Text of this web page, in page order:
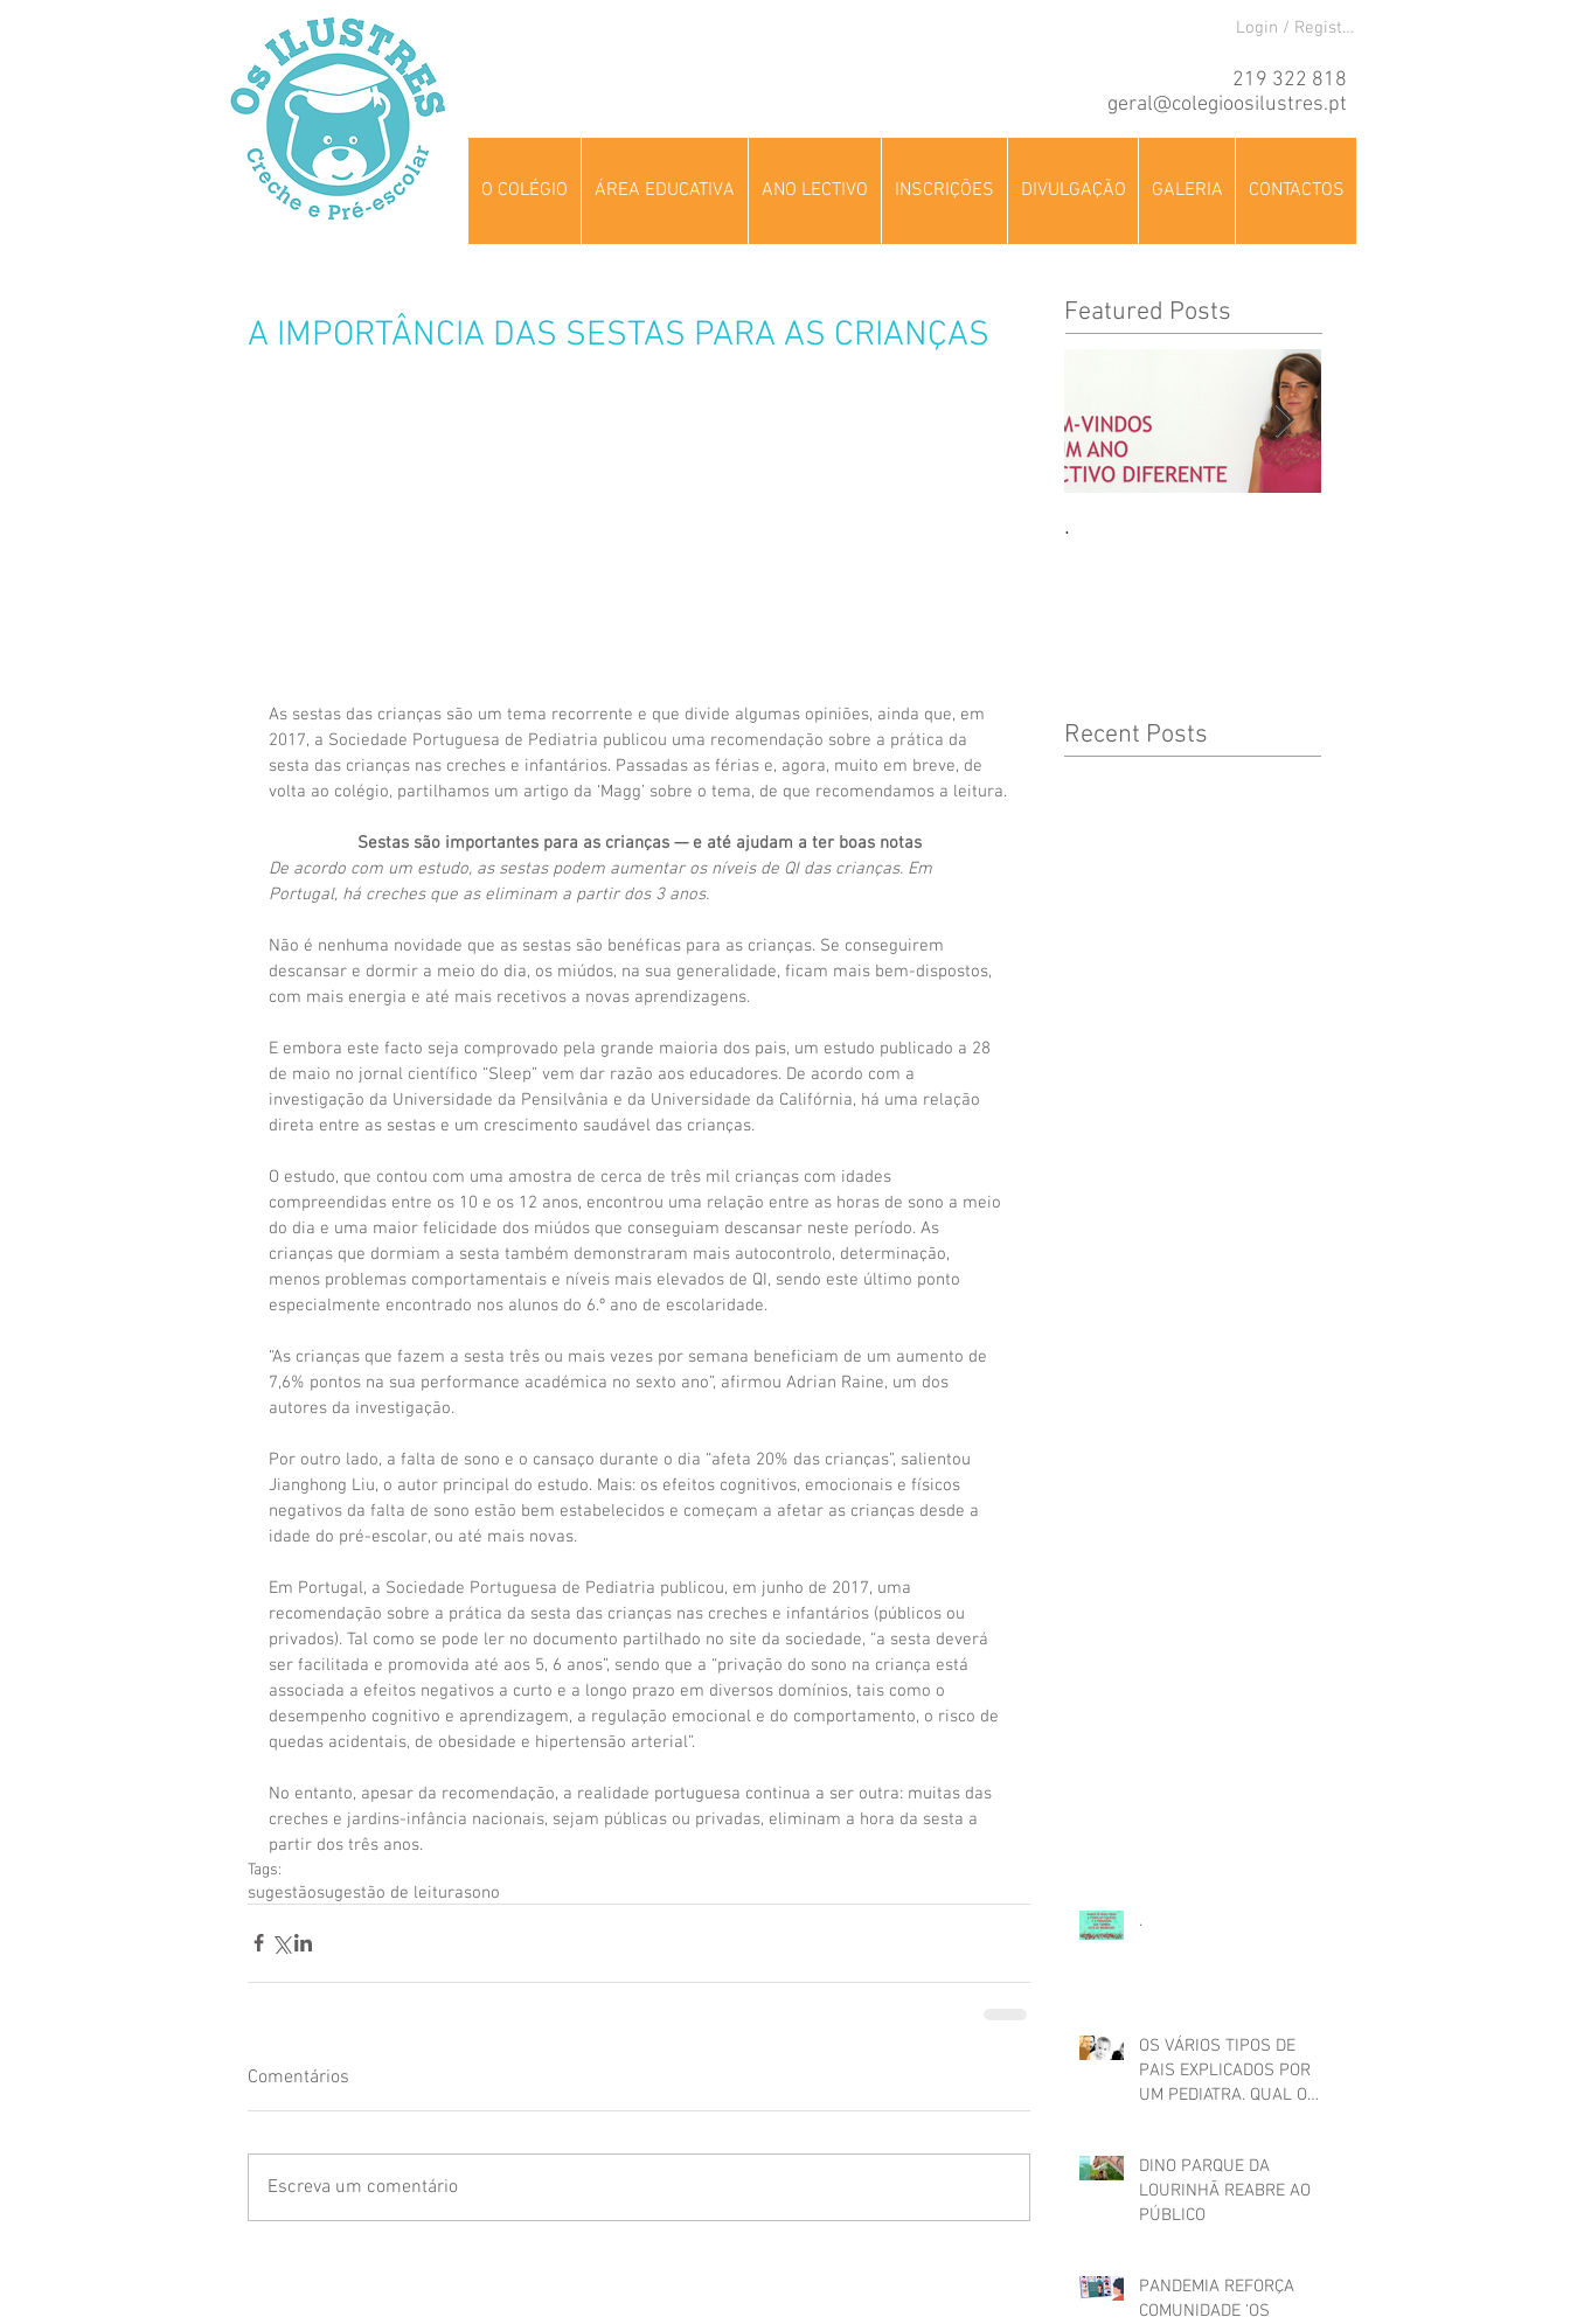
Login / Registre-se
219 322 818
geral@colegioosilustres.pt
O COLÉGIO ÁREA EDUCATIVA ANO LECTIVO INSCRIÇÕES DIVULGAÇÃO GALERIA CONTACTOS
A IMPORTÂNCIA DAS SESTAS PARA AS CRIANÇAS
As sestas das crianças são um tema recorrente e que divide algumas opiniões, ainda que, em
2017, a Sociedade Portuguesa de Pediatria publicou uma recomendação sobre a prática da
sesta das crianças nas creches e infantários. Passadas as férias e, agora, muito em breve, de
volta ao colégio, partilhamos um artigo da ‘Magg’ sobre o tema, de que recomendamos a leitura.
Sestas são importantes para as crianças — e até ajudam a ter boas notas
De acordo com um estudo, as sestas podem aumentar os níveis de QI das crianças. Em
Portugal, há creches que as eliminam a partir dos 3 anos.
Não é nenhuma novidade que as sestas são benéficas para as crianças. Se conseguirem
descansar e dormir a meio do dia, os miúdos, na sua generalidade, ficam mais bem-dispostos,
com mais energia e até mais recetivos a novas aprendizagens.
E embora este facto seja comprovado pela grande maioria dos pais, um estudo publicado a 28
de maio no jornal científico “Sleep” vem dar razão aos educadores. De acordo com a
investigação da Universidade da Pensilvânia e da Universidade da Califórnia, há uma relação
direta entre as sestas e um crescimento saudável das crianças.
O estudo, que contou com uma amostra de cerca de três mil crianças com idades
compreendidas entre os 10 e os 12 anos, encontrou uma relação entre as horas de sono a meio
do dia e uma maior felicidade dos miúdos que conseguiam descansar neste período. As
crianças que dormiam a sesta também demonstraram mais autocontrolo, determinação,
menos problemas comportamentais e níveis mais elevados de QI, sendo este último ponto
especialmente encontrado nos alunos do 6.º ano de escolaridade.
“As crianças que fazem a sesta três ou mais vezes por semana beneficiam de um aumento de
7,6% pontos na sua performance académica no sexto ano”, afirmou Adrian Raine, um dos
autores da investigação.
Por outro lado, a falta de sono e o cansaço durante o dia “afeta 20% das crianças”, salientou
Jianghong Liu, o autor principal do estudo. Mais: os efeitos cognitivos, emocionais e físicos
negativos da falta de sono estão bem estabelecidos e começam a afetar as crianças desde a
idade do pré-escolar, ou até mais novas.
Em Portugal, a Sociedade Portuguesa de Pediatria publicou, em junho de 2017, uma
recomendação sobre a prática da sesta das crianças nas creches e infantários (públicos ou
privados). Tal como se pode ler no documento partilhado no site da sociedade, “a sesta deverá
ser facilitada e promovida até aos 5, 6 anos”, sendo que a “privação do sono na criança está
associada a efeitos negativos a curto e a longo prazo em diversos domínios, tais como o
desempenho cognitivo e aprendizagem, a regulação emocional e do comportamento, o risco de
quedas acidentais, de obesidade e hipertensão arterial”.
No entanto, apesar da recomendação, a realidade portuguesa continua a ser outra: muitas das
creches e jardins-infância nacionais, sejam públicas ou privadas, eliminam a hora da sesta a
partir dos três anos.
Tags:
sugestãosugestão de leiturasono
Comentários
Escreva um comentário
Featured Posts
.
Recent Posts
.
OS VÁRIOS TIPOS DE
PAIS EXPLICADOS POR
UM PEDIATRA. QUAL O
DINO PARQUE DA
LOURINHÃ REABRE AO
PÚBLICO
PANDEMIA REFORÇA
COMUNIDADE ‘OS